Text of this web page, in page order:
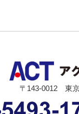
〒143-0012 東